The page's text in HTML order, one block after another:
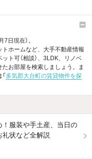
日現在）。
ホームなど、大手不動産情報
ト可（相談）、3LDK、リノベ
お部屋を検索しましょう。ま
多気郡大台町の賃貸物件を探
服装や手土産、当日の
状など全解説